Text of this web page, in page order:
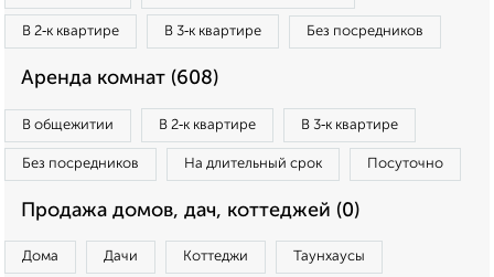
В 2‑к квартире В 3‑к квартире Без посредников
Аренда комнат (608)
В общежитии В 2‑к квартире В 3‑к квартире
Без посредников На длительный срок Посуточно
Продажа домов, дач, коттеджей (0)
Дома Дачи Коттеджи Таунхаусы